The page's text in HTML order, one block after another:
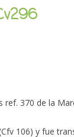
370 de la
106) y fue